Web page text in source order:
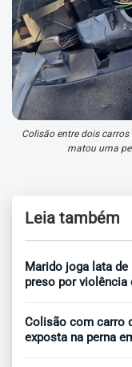
Colisão entre dois carros
matou uma
Leia também
Marido joga lata
preso por violência
Colisão com carro
exposta na perna